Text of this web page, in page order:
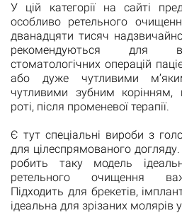
У цій категорії на сайті
особливо ретельного
дванадцяти тисяч
рекомендуються для
стоматологічних операцій
або дуже чутливими
чутливими зубним корінням,
роті, після променевої терапії.
Є тут спеціальні вироби з
для цілеспрямованого
робить таку модель
ретельного очищення
Підходить для брекетів,
ідеальна для зрізаних молярів у